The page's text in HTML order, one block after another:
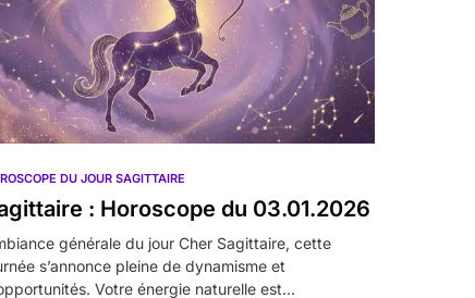
DU JOUR SAGITTAIRE
: Horoscope du 03.01.2026
générale du jour Cher Sagittaire, cette
s’annonce pleine de dynamisme et
Votre énergie naturelle est…